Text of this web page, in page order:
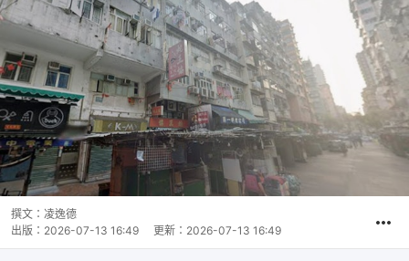
撰文： 凌逸德
出版： 2026-07-13 16:49 更新： 2026-07-13 16:49